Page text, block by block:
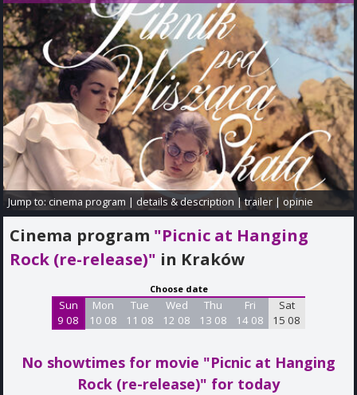
Jump to: cinema program | details & description |trailer |opinie
Cinema program "Picnic at Hanging
Rock (re-release)" in Kraków
Choose date
Sun
9 08
Mon
10 08
Tue
11 08
Wed
12 08
Thu
13 08
Fri
14 08
Sat
15 08
No showtimes for movie "Picnic at Hanging
Rock (re-release)" for today